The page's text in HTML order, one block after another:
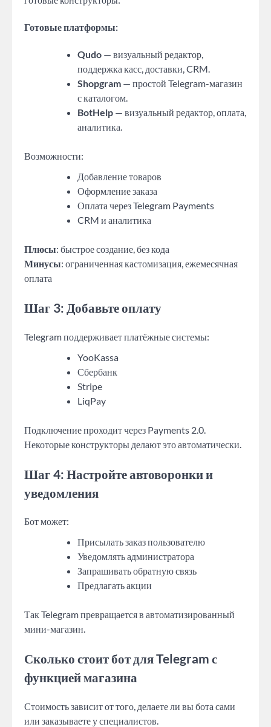
Готовые платформы:
Qudo — визуальный редактор,
поддержка касс, доставки, CRM.
Shopgram — простой Telegram-магазин
с каталогом.
BotHelp — визуальный редактор, оплата,
аналитика.
Возможности:
Добавление товаров
Оформление заказа
Оплата через Telegram Payments
CRM и аналитика
Плюсы: быстрое создание, без кода
Минусы: ограниченная кастомизация, ежемесячная
оплата
Шаг 3: Добавьте оплату
Telegram поддерживает платёжные системы:
YooKassa
Сбербанк
Stripe
LiqPay
Подключение проходит через Payments 2.0.
Некоторые конструкторы делают это автоматически.
Шаг 4: Настройте автоворонки и
уведомления
Бот может:
Присылать заказ пользователю
Уведомлять администратора
Запрашивать обратную связь
Предлагать акции
Так Telegram превращается в автоматизированный
мини-магазин.
Сколько стоит бот для Telegram с
функцией магазина
Стоимость зависит от того, делаете ли вы бота сами
или заказываете у специалистов.